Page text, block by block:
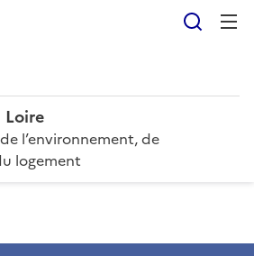
Loire
l’environnement, de
logement